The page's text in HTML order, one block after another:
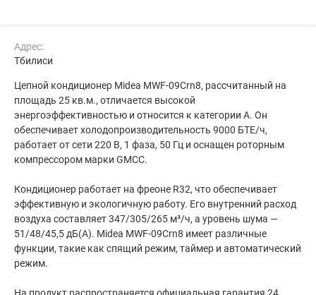
Адрес:
Тбилиси
Цепной кондиционер Midea MWF-09Crn8, рассчитанный на
площадь 25 кв.м., отличается высокой
энергоэффективностью и относится к категории А. Он
обеспечивает холодопроизводительность 9000 БТЕ/ч,
работает от сети 220 В, 1 фаза, 50 Гц и оснащен роторным
компрессором марки GMCC.
Кондиционер работает на фреоне R32, что обеспечивает
эффективную и экологичную работу. Его внутренний расход
воздуха составляет 347/305/265 м³/ч, а уровень шума —
51/48/45,5 дБ(А). Midea MWF-09Crn8 имеет различные
функции, такие как спящий режим, таймер и автоматический
режим.